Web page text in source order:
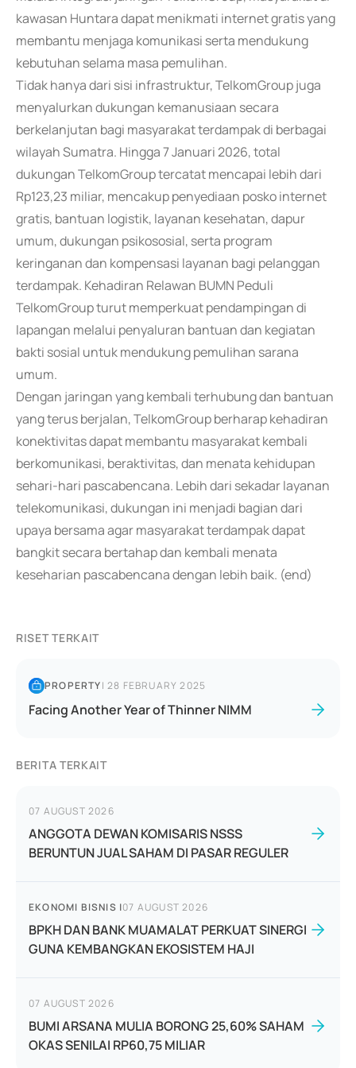
kawasan Huntara dapat menikmati internet gratis yang
membantu menjaga komunikasi serta mendukung
kebutuhan selama masa pemulihan.
Tidak hanya dari sisi infrastruktur, TelkomGroup juga
menyalurkan dukungan kemanusiaan secara
berkelanjutan bagi masyarakat terdampak di berbagai
wilayah Sumatra. Hingga 7 Januari 2026, total
dukungan TelkomGroup tercatat mencapai lebih dari
Rp123,23 miliar, mencakup penyediaan posko internet
gratis, bantuan logistik, layanan kesehatan, dapur
umum, dukungan psikososial, serta program
keringanan dan kompensasi layanan bagi pelanggan
terdampak. Kehadiran Relawan BUMN Peduli
TelkomGroup turut memperkuat pendampingan di
lapangan melalui penyaluran bantuan dan kegiatan
bakti sosial untuk mendukung pemulihan sarana
umum.
Dengan jaringan yang kembali terhubung dan bantuan
yang terus berjalan, TelkomGroup berharap kehadiran
konektivitas dapat membantu masyarakat kembali
berkomunikasi, beraktivitas, dan menata kehidupan
sehari-hari pascabencana. Lebih dari sekadar layanan
telekomunikasi, dukungan ini menjadi bagian dari
upaya bersama agar masyarakat terdampak dapat
bangkit secara bertahap dan kembali menata
keseharian pascabencana dengan lebih baik. (end)
RISET TERKAIT
PROPERTY|28 FEBRUARY 2025
Facing Another Year of Thinner NIMM
BERITA TERKAIT
07 AUGUST 2026
ANGGOTA DEWAN KOMISARIS NSSS
BERUNTUN JUAL SAHAM DI PASAR REGULER
EKONOMI BISNIS |07 AUGUST 2026
BPKH DAN BANK MUAMALAT PERKUAT SINERGI
GUNA KEMBANGKAN EKOSISTEM HAJI
07 AUGUST 2026
BUMI ARSANA MULIA BORONG 25,60% SAHAM
OKAS SENILAI RP60,75 MILIAR